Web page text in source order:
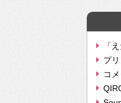
「
プ
コ